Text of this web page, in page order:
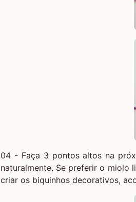
04 - Faça 3 pontos altos na
naturalmente. Se preferir o miolo
criar os biquinhos decorativos,